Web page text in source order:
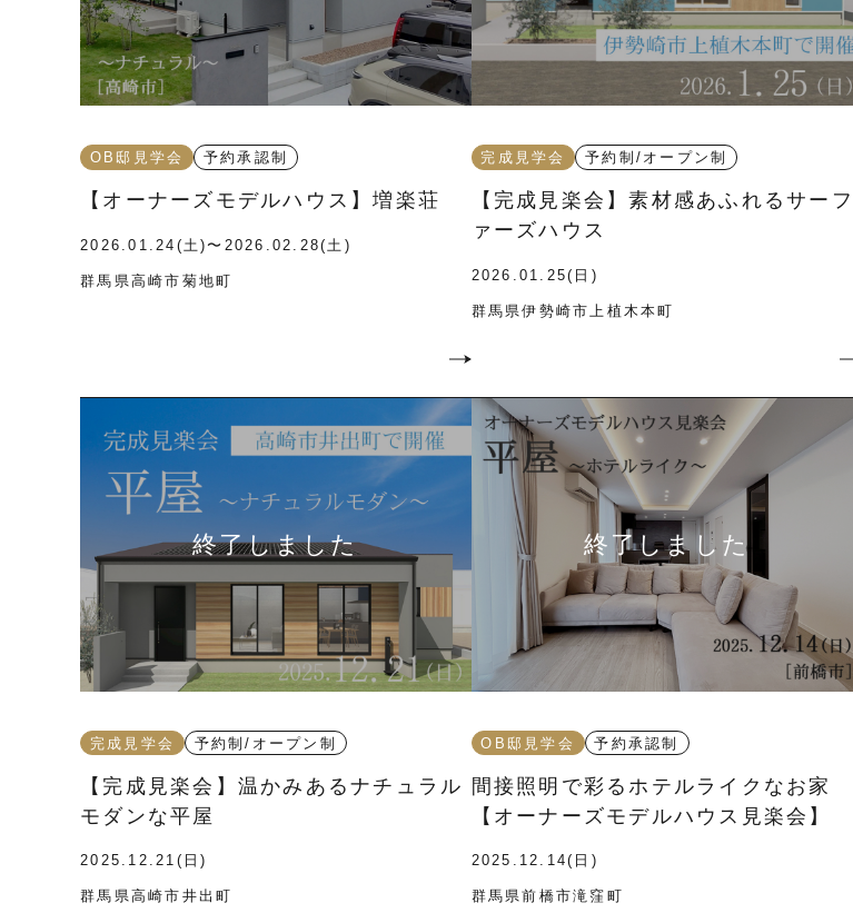
OB邸見学会 予約承認制
【オーナーズモデルハウス】増楽荘
2026.01.24(土)〜2026.02.28(土)
群馬県高崎市菊地町
完成見学会 予約制/オープン制
【完成見楽会】素材感あふれるサーフ
ァーズハウス
2026.01.25(日)
群馬県伊勢崎市上植木本町
完成見学会 予約制/オープン制
【完成見楽会】温かみあるナチュラル
モダンな平屋
2025.12.21(日)
群馬県高崎市井出町
OB邸見学会 予約承認制
間接照明で彩るホテルライクなお家
【オーナーズモデルハウス見楽会】
2025.12.14(日)
群馬県前橋市滝窪町